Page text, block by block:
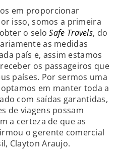
em proporcionar
isso, somos a primeira
o seloSafe Travels, do
as medidas
país e, assim estamos
os passageiros que
países. Por sermos uma
em manter toda a
com saídas garantidas,
de viagens possam
a certeza de que as
o gerente comercial
Clayton Araujo.